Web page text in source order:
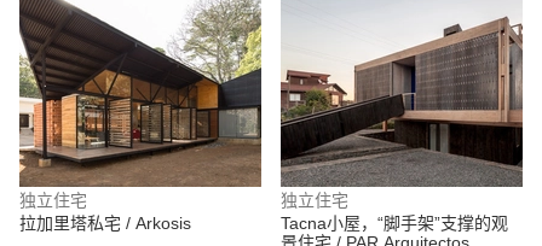
独立住宅
拉加里塔私宅 / Arkosis
独立住宅
Tacna小屋，“脚手架”支撑的观